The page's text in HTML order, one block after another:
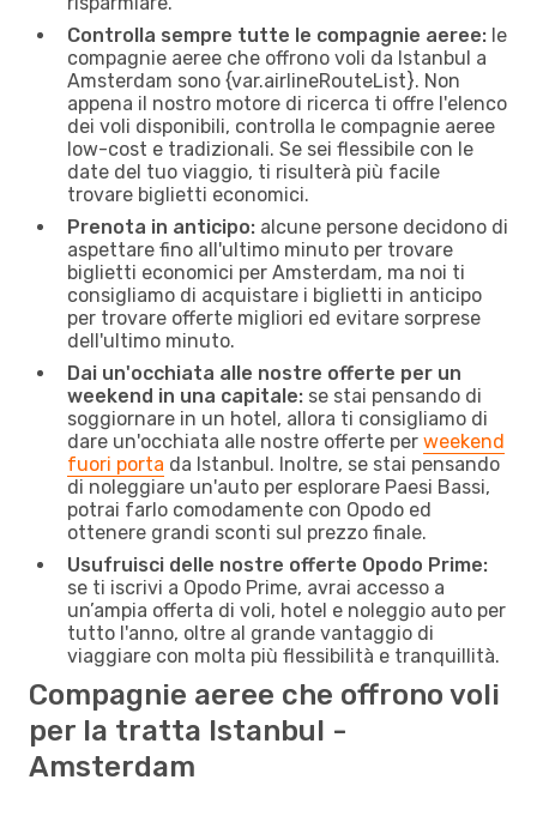
Controlla sempre tutte le compagnie aeree: le
compagnie aeree che offrono voli da Istanbul a
Amsterdam sono {​var.airlineRouteList}. Non
appena il nostro motore di ricerca ti offre l'elenco
dei voli disponibili, controlla le compagnie aeree
low-cost e tradizionali. Se sei flessibile con le
date del tuo viaggio, ti risulterà più facile
trovare biglietti economici.
Prenota in anticipo: alcune persone decidono di
aspettare fino all'ultimo minuto per trovare
biglietti economici per Amsterdam, ma noi ti
consigliamo di acquistare i biglietti in anticipo
per trovare offerte migliori ed evitare sorprese
dell'ultimo minuto.
Dai un'occhiata alle nostre offerte per un
weekend in una capitale: se stai pensando di
soggiornare in un hotel, allora ti consigliamo di
dare un'occhiata alle nostre offerte per weekend
fuori porta da Istanbul. Inoltre, se stai pensando
di noleggiare un'auto per esplorare Paesi Bassi,
potrai farlo comodamente con Opodo ed
ottenere grandi sconti sul prezzo finale.
Usufruisci delle nostre offerte Opodo Prime:
se ti iscrivi a Opodo Prime, avrai accesso a
un’ampia offerta di voli, hotel e noleggio auto per
tutto l'anno, oltre al grande vantaggio di
viaggiare con molta più flessibilità e tranquillità.
Compagnie aeree che offrono voli
per la tratta Istanbul -
Amsterdam